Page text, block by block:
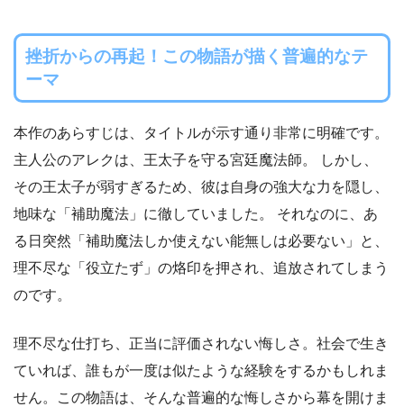
挫折からの再起！この物語が描く普遍的なテ
ーマ
本作のあらすじは、タイトルが示す通り非常に明確です。
主人公のアレクは、王太子を守る宮廷魔法師。 しかし、
その王太子が弱すぎるため、彼は自身の強大な力を隠し、
地味な「補助魔法」に徹していました。 それなのに、あ
る日突然「補助魔法しか使えない能無しは必要ない」と、
理不尽な「役立たず」の烙印を押され、追放されてしまう
のです。
理不尽な仕打ち、正当に評価されない悔しさ。社会で生き
ていれば、誰もが一度は似たような経験をするかもしれま
せん。この物語は、そんな普遍的な悔しさから幕を開けま